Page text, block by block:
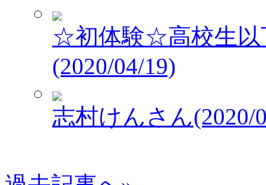
☆初体験☆高校生以
(2020/04/19)
志村けんさん(2020/